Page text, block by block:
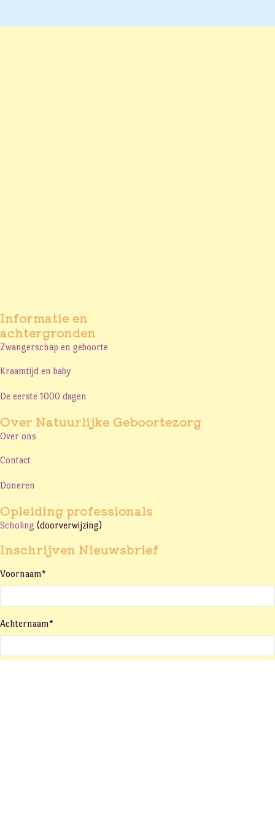
Informatie en
achtergronden
Zwangerschap en geboorte
Kraamtijd en baby
De eerste 1000 dagen
Over Natuurlijke Geboortezorg
Over ons
Contact
Doneren
Opleiding professionals
Scholing (doorverwijzing)
Inschrijven Nieuwsbrief
Voornaam*
Achternaam*